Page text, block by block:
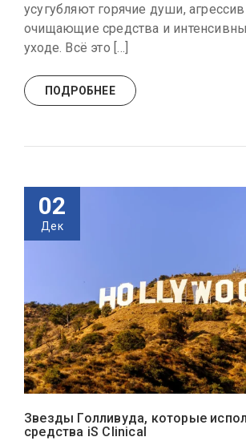
усугубляют горячие души,
очищающие средства и
уходе. Всё это […]
ПОДРОБНЕЕ
02
Дек
Звезды Голливуда, которые
средства iS Clinical